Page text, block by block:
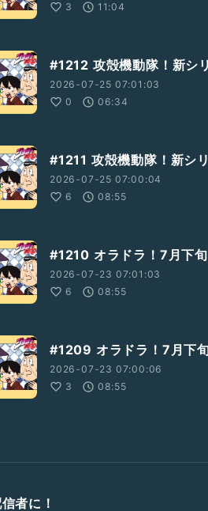
3
11:04
#1212 攻殻機動隊！新シ
2026-07-25 07:01:03
0
06:34
#1211 攻殻機動隊！新シ
2026-07-25 07:00:04
6
08:55
#1210 オラドラ！7月下
2026-07-23 07:01:03
6
08:55
#1209 オラドラ！7月下
2026-07-23 07:00:06
3
08:55
者に！